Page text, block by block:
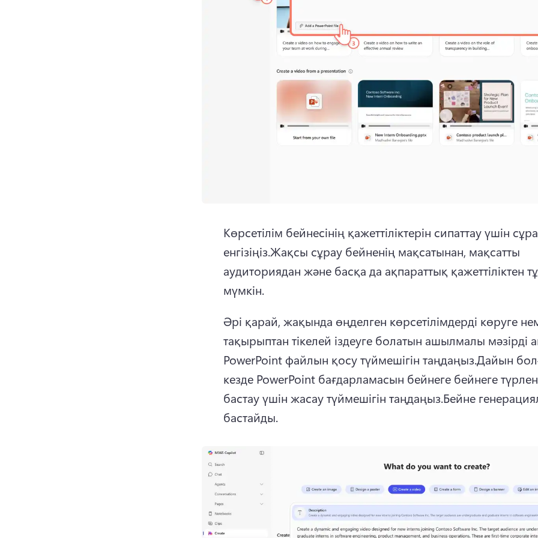
Көрсетілім бейнесінің қажеттіліктерін сипаттау үшін
енгізіңіз.Жақсы сұрау бейненің мақсатынан, мақсатты
аудиториядан және басқа да ақпараттық қажеттіліктен
мүмкін.
Әрі қарай, жақында өңделген көрсетілімдерді көруге
тақырыптан тікелей іздеуге болатын ашылмалы мәзірді
PowerPoint файлын қосу түймешігін таңдаңыз.Дайын
кезде PowerPoint бағдарламасын бейнеге бейнеге
бастау үшін жасау түймешігін таңдаңыз.Бейне
бастайды.